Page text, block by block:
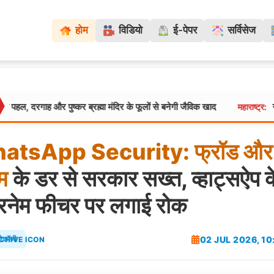
होम विडियो ई-पेपर सर्विसेज
और पुष्कर ब्रह्मा मंदिर के फूलों से बनेगी जैविक खाद महाराष्ट्र: नागपुर में
Security: फ्रॉडऔर
के डर से सरकार सख्त, व्हाट्सऐप
फीचर पर लगाई रोक
02 JUL 2026,